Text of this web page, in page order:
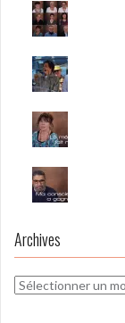
Archives
Archives